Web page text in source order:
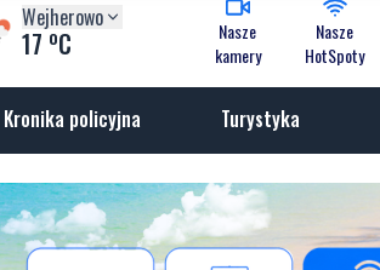
Wejherowo
17 oC
Nasze
kamery
Nasze
HotSpoty
Kronika policyjna Turystyka